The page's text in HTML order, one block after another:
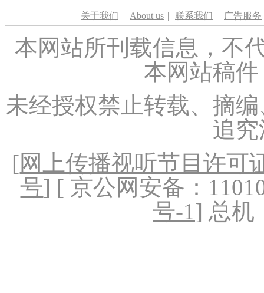
关于我们 | About us | 联系我们 | 广告服务
本网站所刊载信息，不
本网站稿
未经授权禁止转载、摘
追
[网上传播视听节目许可
号] [ 京公网安备：
号-1] 总机